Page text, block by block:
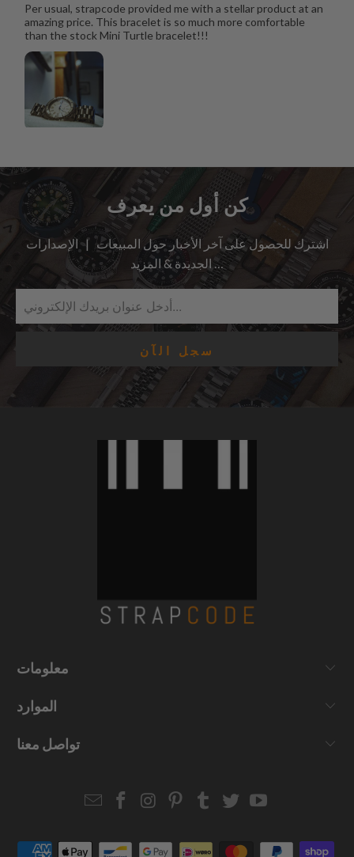
Per usual, strapcode provided me with a stellar product at an
amazing price. This bracelet is so much more comfortable
than the stock Mini Turtle bracelet!!!
كن أول من يعرف
اشترك للحصول على آخر الأخبار حول المبيعات | الإصدارات
الجديدة & المزيد …
معلومات
الموارد
تواصل معنا
EmailStrapcode
Strapcode
Strapcode
Strapcode
Strapcode